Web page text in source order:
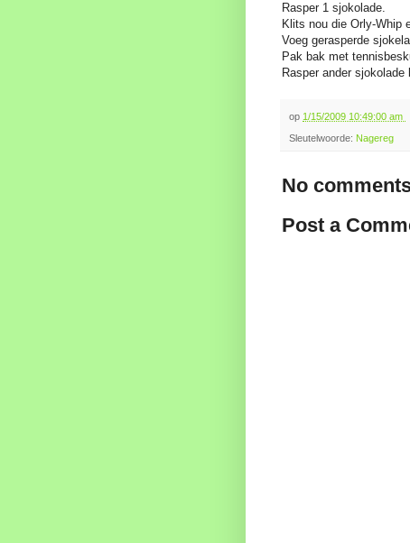
Rasper 1 sjokolade.
Klits nou die Orly-Whip
Voeg gerasperde
Pak bak met
Rasper ander
op 1/15/2009 10:49:00 am
Sleutelwoorde: Nagereg
No
Post a